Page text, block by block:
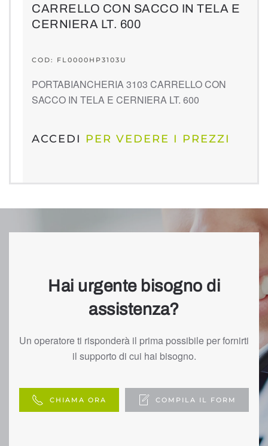
CARRELLO CON SACCO IN TELA E
CERNIERA LT. 600
COD: FL0000HP3103U
PORTABIANCHERIA 3103 CARRELLO CON
SACCO IN TELA E CERNIERA LT. 600
ACCEDI PER VEDERE I PREZZI
Hai urgente bisogno di
assistenza?
Un operatore ti risponderà il prima possibile per fornirti
il supporto di cui hai bisogno.
CHIAMA ORA COMPILA IL FORM